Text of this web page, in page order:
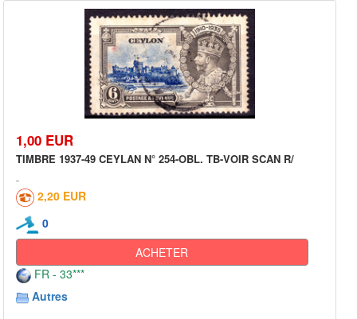
1,00 EUR
TIMBRE 1937-49 CEYLAN N° 254-OBL. TB-VOIR SCAN R/
2,20 EUR
0
ACHETER
FR - 33***
Autres